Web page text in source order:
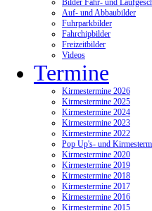
Bilder Fahr- und
Auf- und Abbaubilder
Fuhrparkbilder
Fahrchipbilder
Freizeitbilder
Videos
Termine
Kirmestermine 2026
Kirmestermine 2025
Kirmestermine 2024
Kirmestermine 2023
Kirmestermine 2022
Pop Up's- und
Kirmestermine 2020
Kirmestermine 2019
Kirmestermine 2018
Kirmestermine 2017
Kirmestermine 2016
Kirmestermine 2015